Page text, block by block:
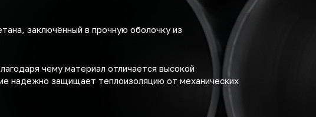
заключённый в прочную оболочку из
чему материал отличается высокой
надежно защищает теплоизоляцию от механических